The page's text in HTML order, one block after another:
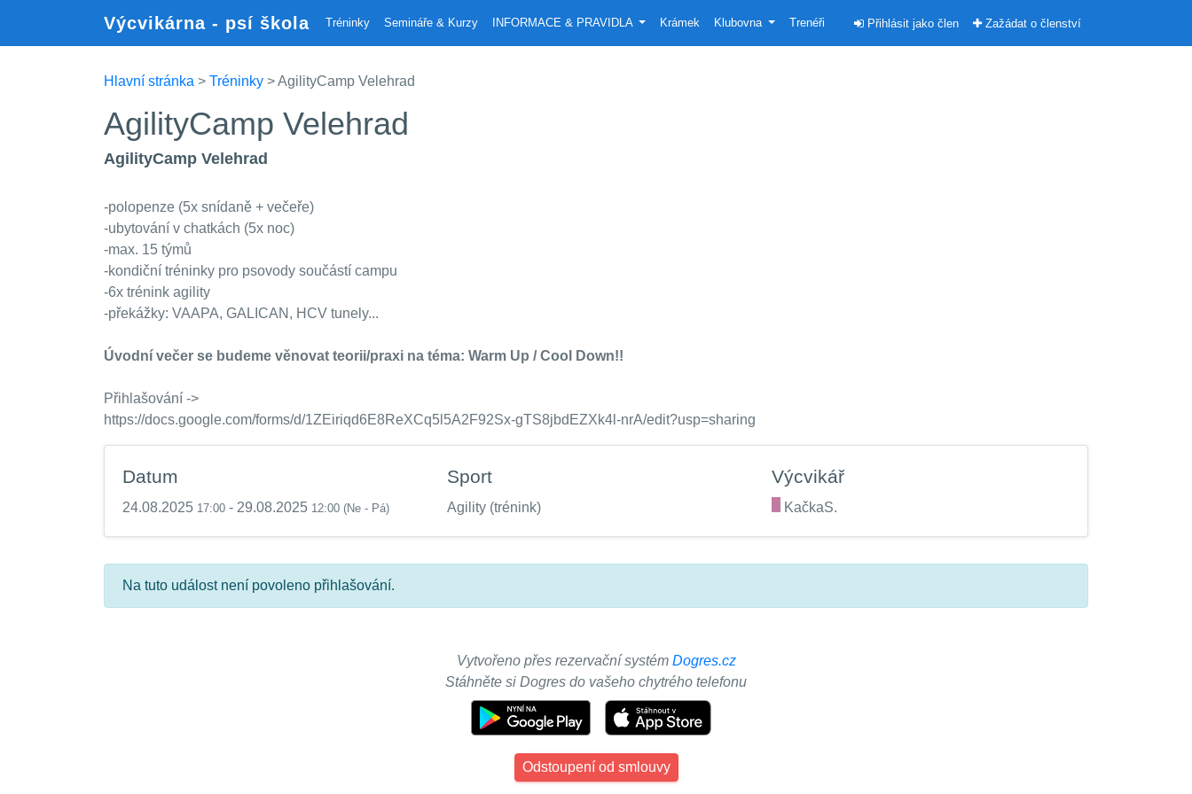
Výcvikárna - psí škola Tréninky Semináře & Kurzy INFORMACE & PRAVIDLA Krámek Klubovna Trenéři Přihlásit jako člen Zažádat o členství
Hlavní stránka > Tréninky > AgilityCamp Velehrad
AgilityCamp Velehrad
AgilityCamp Velehrad
-polopenze (5x snídaně + večeře)
-ubytování v chatkách (5x noc)
-max. 15 týmů
-kondiční tréninky pro psovody součástí campu
-6x trénink agility
-překážky: VAAPA, GALICAN, HCV tunely...
Úvodní večer se budeme věnovat teorii/praxi na téma: Warm Up / Cool Down!!
Přihlašování ->
https://docs.google.com/forms/d/1ZEiriqd6E8ReXCq5l5A2F92Sx-gTS8jbdEZXk4l-nrA/edit?usp=sharing
Datum
24.08.2025 17:00 - 29.08.2025 12:00 (Ne - Pá)
Sport
Agility (trénink)
Výcvikář
KačkaS.
Na tuto událost není povoleno přihlašování.
Vytvořeno přes rezervační systém Dogres.cz
Stáhněte si Dogres do vašeho chytrého telefonu
Odstoupení od smlouvy